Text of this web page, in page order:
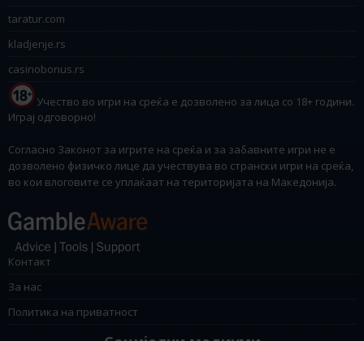
taratur.com
kladjenje.rs
casinobonus.rs
Учество во игри на среќа е дозволено за лица со 18+ години.
Играј одговорно!
Согласно Законот за игрите на среќа и за забавните игри не е
дозволено физичко лице да учествува во странски игри на среќа,
во кои влоговите се уплаќаат на територијата на Македонија.
Контакт
За нас
Политика на приватност